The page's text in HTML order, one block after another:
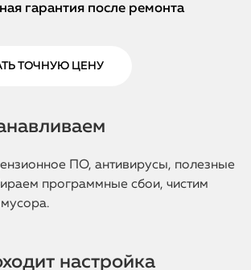
гарантия после ремонта
ТОЧНУЮ ЦЕНУ
ПО, антивирусы, полезные
программные сбои, чистим
настройка